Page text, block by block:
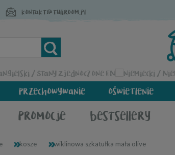
kontakt@tuliroom.pl
EN
przechowywanie oświetlenie
promocje bestsellery
»kosze »wiklinowa szkatułka mała olive